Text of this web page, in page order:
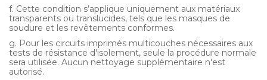
f. Cette condition s’applique uniquement aux matériaux
transparents ou translucides, tels que les masques de
soudure et les revêtements conformes.
g. Pour les circuits imprimés multicouches nécessaires aux
tests de résistance d'isolement, seule la procédure normale
sera utilisée. Aucun nettoyage supplémentaire n'est
autorisé.